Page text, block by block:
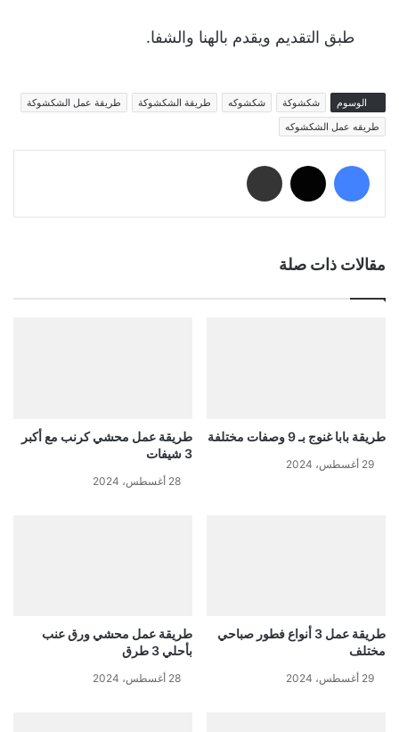
طبق التقديم ويقدم بالهنا والشفا.
الوسوم شكشوكة شكشوكه طريقة الشكشوكة
طريقة عمل الشكشوكة
طريقه عمل الشكشوكه
فيسبوك
مقالات ذات صلة
طريقة بابا غنوج بـ 9 وصفات مختلفة
29 أغسطس، 2024
طريقة عمل محشي كرنب مع أكبر
3 شيفات
28 أغسطس، 2024
طريقة عمل 3 أنواع فطور صباحي
مختلف
29 أغسطس، 2024
طريقة عمل محشي ورق عنب
بأحلي 3 طرق
28 أغسطس، 2024